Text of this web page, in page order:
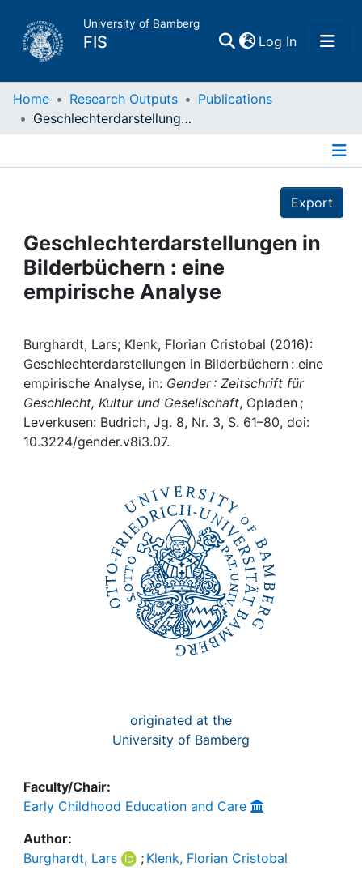
University of Bamberg
FIS Log In(current)
Home
Projects
People
Awards
My FIS
Help
Home Research Outputs
Publications
Geschlechterdarstellungen in Bilderbüchern : eine empirische Analyse
Export
Geschlechterdarstellungen in
Bilderbüchern : eine
empirische Analyse
Burghardt, Lars; Klenk, Florian Cristobal (2016):
Geschlechterdarstellungen in Bilderbüchern : eine
empirische Analyse, in: Gender : Zeitschrift für
Geschlecht, Kultur und Gesellschaft, Opladen ;
Leverkusen: Budrich, Jg. 8, Nr. 3, S. 61–80, doi:
10.3224/gender.v8i3.07.
originated at the
University of Bamberg
Faculty/Chair:
Early Childhood Education and Care
Author:
Burghardt, Lars
; Klenk, Florian Cristobal